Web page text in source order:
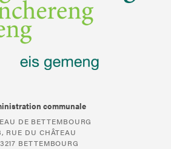
communale
DE BETTEMBOURG
RUE DU CHÂTEAU
BETTEMBOURG